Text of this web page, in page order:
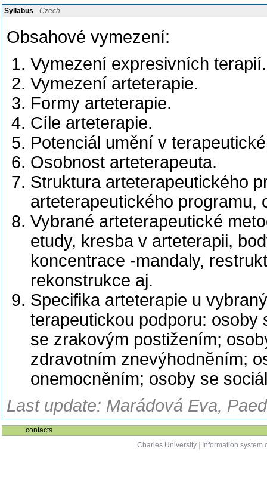
Syllabus - Czech
Obsahové vymezení:
Vymezení expresivních terapií.
Vymezení arteterapie.
Formy arteterapie.
Cíle arteterapie.
Potenciál umění v
Osobnost arteterapeuta.
Struktura arteterapeutického
arteterapeutického programu,
Vybrané arteterapeutické
etudy, kresba v arteterapii,
koncentrace -mandaly,
rekonstrukce aj.
Specifika arteterapie u
terapeutickou podporu:
se zrakovým postižením;
zdravotním znevýhodněním;
onemocněním; osoby se
Last update: Marádová Eva,
contacts
Charles University
Information